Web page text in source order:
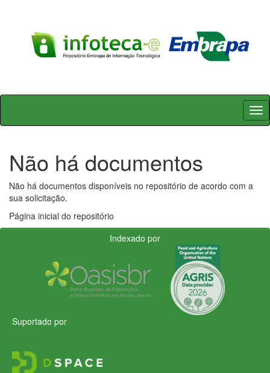
Skip
Não há documentos
Não há documentos disponíveis no repositório de acordo com a
sua solicitação.
Página inicial do repositório
Indexado por
Suportado por